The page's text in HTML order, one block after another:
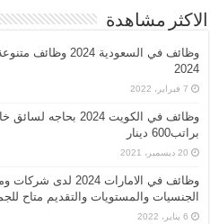
الاكثر مشاهدة
وظائف في
2024
7 فبراير، 2022
وظائف في الكويت
براتب600 دينار
20 ديسمبر، 2021
وظائف في الامارات
الجنسيات والمستويات والتقديم متاح
6 يناير، 2022